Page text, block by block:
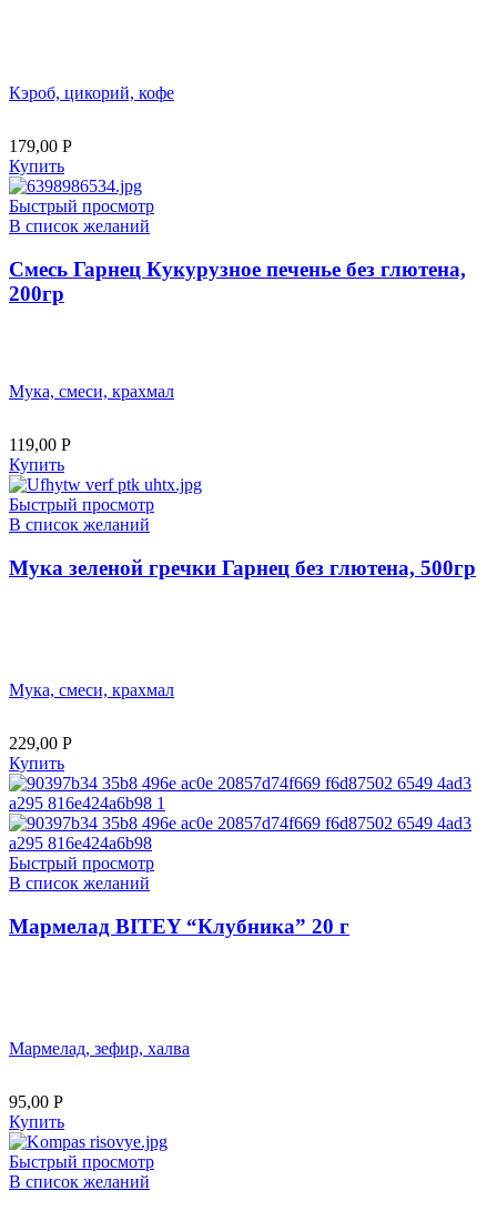
Кэроб, цикорий, кофе
179,00 Р
Купить
Быстрый просмотр
В список желаний
Смесь Гарнец Кукурузное печенье без глютена,
200гр
Мука, смеси, крахмал
119,00 Р
Купить
Быстрый просмотр
В список желаний
Мука зеленой гречки Гарнец без глютена, 500гр
Мука, смеси, крахмал
229,00 Р
Купить
Быстрый просмотр
В список желаний
Мармелад BITEY “Клубника” 20 г
Мармелад, зефир, халва
95,00 Р
Купить
Быстрый просмотр
В список желаний